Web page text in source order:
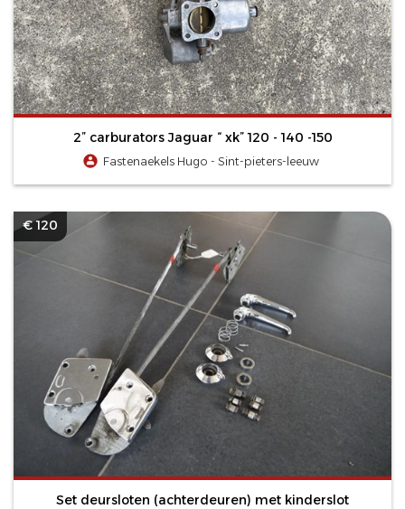
2” carburators Jaguar “ xk” 120 - 140 -150
Fastenaekels Hugo - Sint-pieters-leeuw
€ 120
Set deursloten (achterdeuren) met kinderslot